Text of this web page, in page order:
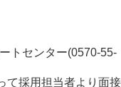
トセンター(0570-55-
て採用担当者より面接